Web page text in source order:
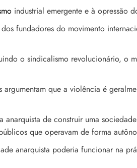
industrial emergente e à opressão
fundadores do movimento
o sindicalismo revolucionário, o
que a violência é
de construir uma
que operavam de forma
anarquista poderia funcionar na